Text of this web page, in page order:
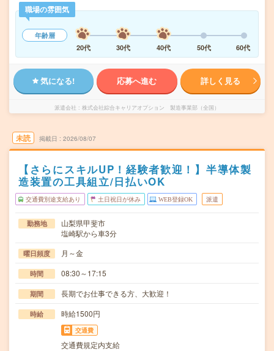
職場の雰囲気
年齢層
20代
30代 40代 50代 60代
気になる! 応募へ進む 詳しく見る
派遣会社 株式会社綜合キャリアオプション 製造事業部（全国）
未読 掲載日 2026/08/07
【さらにスキルUP！経験者歓迎！】半導体製
造装置の工具組立/日払いOK
交通費別途支給あり 土日祝日が休み WEB登録OK 派遣
勤務地
山梨県甲斐市
塩崎駅から車3分
曜日頻度 月～金
時間 08:30～17:15
期間 長期でお仕事できる方、大歓迎！
時給 時給1500円
交通費
交通費規定内支給